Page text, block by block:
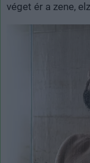
véget ér a zene,